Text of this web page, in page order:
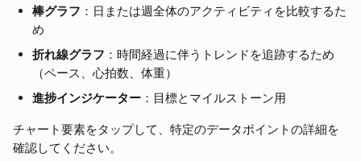
棒グラフ ：日または週全体のアクティビティを比較するた
め
折れ線グラフ ：時間経過に伴うトレンドを追跡するため
（ペース、心拍数、体重）
進捗インジケーター ：目標とマイルストーン用
チャート要素をタップして、特定のデータポイントの詳細を
確認してください。